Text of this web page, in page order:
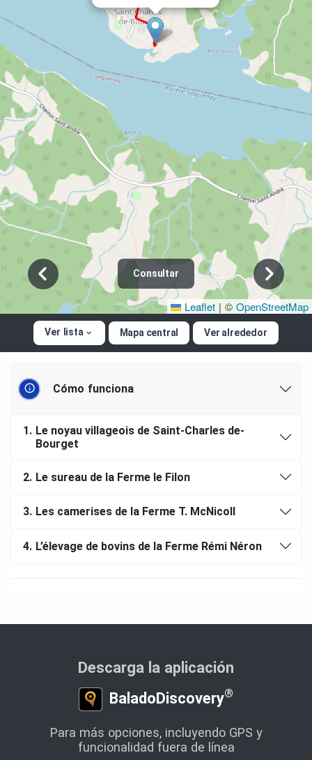
Cómo funciona
1. Le noyau villageois de Saint-Charles de-
Bourget
2. Le sureau de la Ferme le Filon
3. Les camerises de la Ferme T. McNicoll
4. L’élevage de bovins de la Ferme Rémi Néron
Leaflet | © OpenStreetMap
Consultar
Ver lista Mapa central Ver alrededor
Descarga la aplicación
BaladoDiscovery®
Para más opciones, incluyendo GPS y
funcionalidad fuera de línea